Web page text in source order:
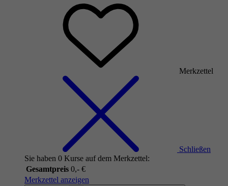
Merkzettel
Schließen
Sie haben 0 Kurse auf dem Merkzettel:
Gesamtpreis 0,- €
Merkzettel anzeigen